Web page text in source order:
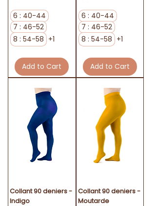
6 : 40-44
7 : 46-52
8 : 54-58 +1
Add to Cart
6 : 40-44
7 : 46-52
8 : 54-58 +1
Add to Cart
Collant 90 deniers -
Indigo
Collant 90 deniers -
Moutarde